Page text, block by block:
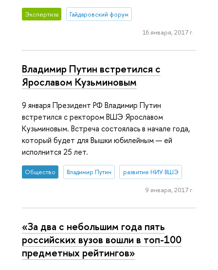
Экспертиза Гайдаровский форум
16 января, 2017 г.
Владимир Путин встретился с
Ярославом Кузьминовым
9 января Президент РФ Владимир Путин
встретился с ректором ВШЭ Ярославом
Кузьминовым. Встреча состоялась в начале года,
который будет для Вышки юбилейным — ей
исполнится 25 лет.
Общество Владимир Путин развитие НИУ ВШЭ
9 января, 2017 г.
«За два с небольшим года пять
российских вузов вошли в топ-100
предметных рейтингов»